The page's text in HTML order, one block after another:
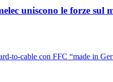
uniscono le forze sul